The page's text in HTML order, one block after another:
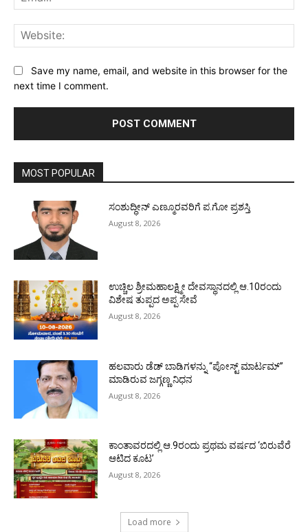
Save my name, email, and website in this browser for the
next time I comment.
MOST POPULAR
ಸಂಶುದ್ಧೀನ್ ಎಣ್ಮೂರವರಿಗೆ ಪ.ಗೋ ಪ್ರಶಸ್ತಿ
August 8, 2026
ಉಚ್ಚಿಲ ಶ್ರೀಮಹಾಲಕ್ಷ್ಮೀ ದೇವಸ್ಥಾನದಲ್ಲಿ ಆ.10ರಂದು
ವಿಶೇಷ ತುಪ್ಪದ ಅಪ್ಪ ಸೇವೆ
August 8, 2026
ಹಲವಾರು ಡೆಡ್ ಬಾಡಿಗಳನ್ನು “ಪೋಸ್ಟ್ ಮಾರ್ಟಮ್”
ಮಾಡಿರುವ ಜಗ್ಗಣ್ಣ ನಿಧನ
August 8, 2026
ಕಾಂತಾವರದಲ್ಲಿ ಆ.9ರಂದು ಪ್ರಥಮ ವರ್ಷದ ‘ಬಿರುವೆರೆ
ಆಟಿದ ಕೂಟ’
August 8, 2026
Load more